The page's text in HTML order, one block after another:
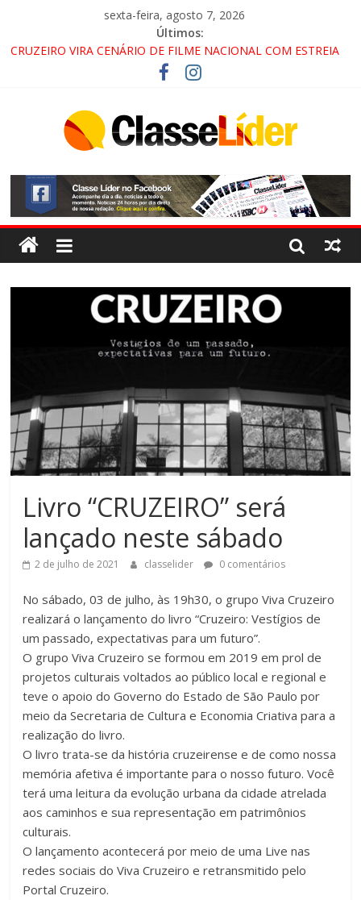
sexta-feira, agosto 7, 2026
Últimos:
CRUZEIRO VIRA CENÁRIO DE FILME NACIONAL COM ESTREIA
PROMOTOR DO GAECO
ACESSO À APARECIDA NA DUTRA SERÁ BLOQUEADO NO FIM
ALTERNATIVAS
LORENA, PINDAMONHANGABA E QUELUZ NA RETA FINAL
PELA FÁBRICA DA COCA-COLA!
Livro “CRUZEIRO” será
lançado neste sábado
2 de julho de 2021 classelider 0 comentários
No sábado, 03 de julho, às 19h30, o grupo Viva Cruzeiro
realizará o lançamento do livro “Cruzeiro: Vestígios de
um passado, expectativas para um futuro”.
O grupo Viva Cruzeiro se formou em 2019 em prol de
projetos culturais voltados ao público local e regional e
teve o apoio do Governo do Estado de São Paulo por
meio da Secretaria de Cultura e Economia Criativa para a
realização do livro.
O livro trata-se da história cruzeirense e de como nossa
memória afetiva é importante para o nosso futuro. Você
terá uma leitura da evolução urbana da cidade atrelada
aos caminhos e sua representação em patrimônios
culturais.
O lançamento acontecerá por meio de uma Live nas
redes sociais do Viva Cruzeiro e retransmitido pelo
Portal Cruzeiro.